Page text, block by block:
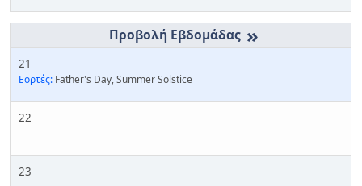
»
21
Εορτές: Father's Day, Summer Solstice
22
23